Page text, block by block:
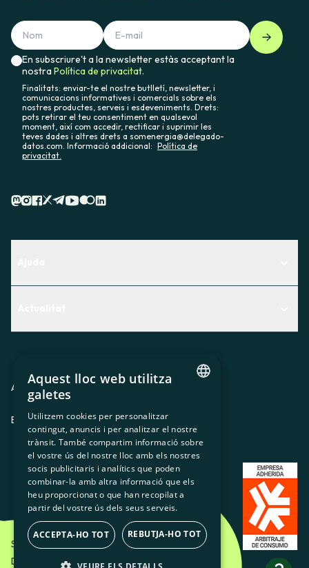
En subscriure't a la newsletter estàs acceptant la
nostraPolítica de privacitat.
Finalitats: enviar-te el nostre butlletí, newsletter, i
comunicacions informatives i comercials sobre els
nostres productes, serveis i esdeveniments. Drets:
pots retirar el teu consentiment en qualsevol
moment, així com accedir, rectificar i suprimir les
teves dades i altres drets a somenergia@delegado-
datos.com. Informació addicional: Política de
privacitat.
Premsa
Treballa amb nosaltres
Avis legal Política de privacitatPolítica de cookies
ES CAGLEU
Som Energia SCCL - 2026
Disseny Creatiu d'Etéreo Design.
SPANISH
GL
BASQUE
Aquest lloc web utilitza
galetes
Utilitzem cookies per personalitzar
contingut, anuncis i per analitzar el nostre
trànsit. També compartim informació sobre
el vostre ús del nostre lloc amb els nostres
socis publicitaris i analítics que poden
combinar-la amb altra informació que els
heu proporcionat o que han recopilat a
partir del vostre ús dels seus serveis.
ACCEPTA-HO TOT REBUTJA-HO TOT